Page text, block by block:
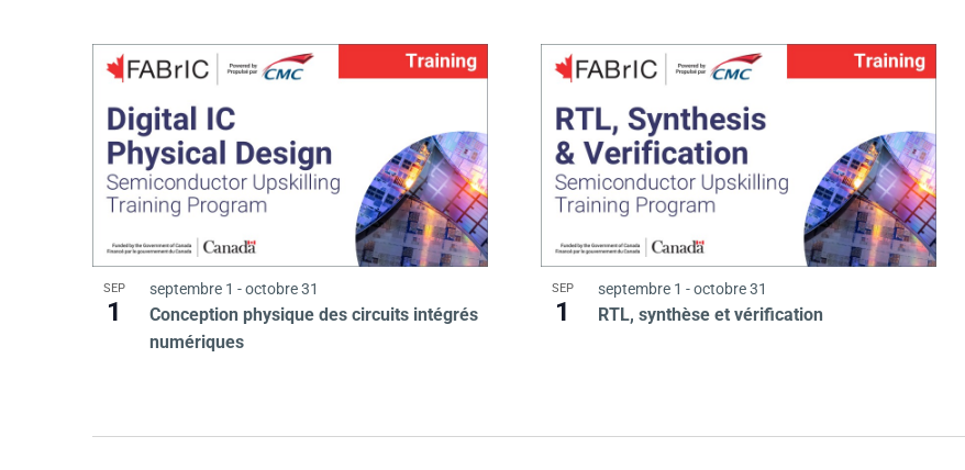
s
n
P
h
t
SEP
1
Conception physique des circuits intégrés
numériques
septembre 1 -octobre 31 SEP
1 RTL, synthèse et vérification
septembre 1 -octobre 31